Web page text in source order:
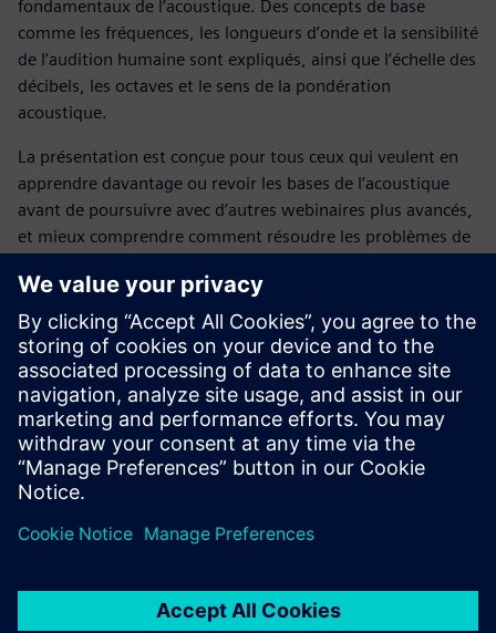
fondamentaux de l’acoustique. Des concepts de base
comme les fréquences, les longueurs d’onde et la sensibilité
de l’audition humaine sont expliqués, ainsi que l’échelle des
décibels, les octaves et le sens de la pondération
acoustique.
La présentation est conçue pour tous ceux qui veulent en
apprendre davantage ou revoir les bases de l’acoustique
avant de poursuivre avec d’autres webinaires plus avancés,
et mieux comprendre comment résoudre les problèmes de
Qu’est-ce que le son ?
Quelle est la gamme auditive humaine ?
L’échelle des décibels
Octaves
Pondération acoustique
Champ acoustique